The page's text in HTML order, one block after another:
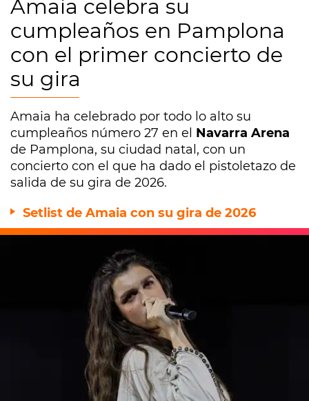
Amaia celebra su
cumpleaños en Pamplona
con el primer concierto de
su gira
Amaia ha celebrado por todo lo alto su
cumpleaños número 27 en el Navarra Arena
de Pamplona, su ciudad natal, con un
concierto con el que ha dado el pistoletazo de
salida de su gira de 2026.
Setlist de Amaia con su gira de 2026